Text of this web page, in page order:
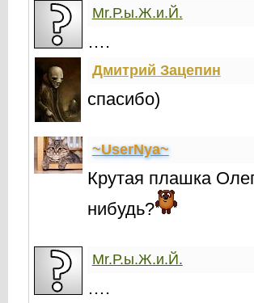
Mr.Р.ы.Ж.и.Й.
….
Дмитрий Зацепин
спасибо)
~UserNya~
Крутая плашка
нибудь?
Mr.Р.ы.Ж.и.Й.
….